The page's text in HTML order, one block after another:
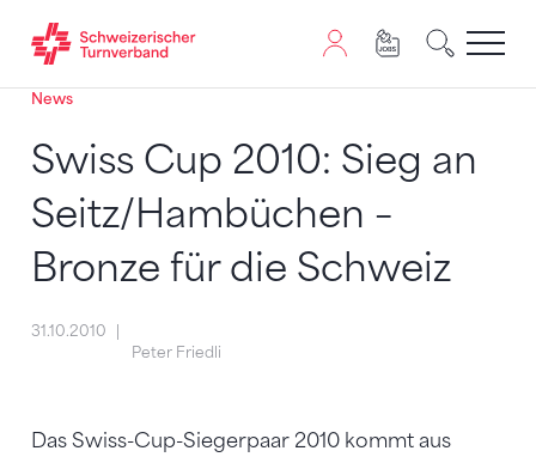
Zum Inhalt springen
Zur Sitemap navigieren
Zum Navigieren dieser Seite wird JavaScript benötigt.
News
Swiss Cup 2010: Sieg an
Seitz/Hambüchen –
Bronze für die Schweiz
31.10.2010
Peter Friedli
Das Swiss-Cup-Siegerpaar 2010 kommt aus